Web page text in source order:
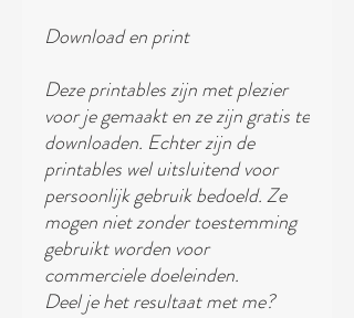
Download en print
Deze printables zijn met plezier
voor je gemaakt en ze zijn gratis te
downloaden. Echter zijn de
printables wel uitsluitend voor
persoonlijk gebruik bedoeld. Ze
mogen niet zonder toestemming
gebruikt worden voor
commerciele doeleinden.
Deel je het resultaat met me?